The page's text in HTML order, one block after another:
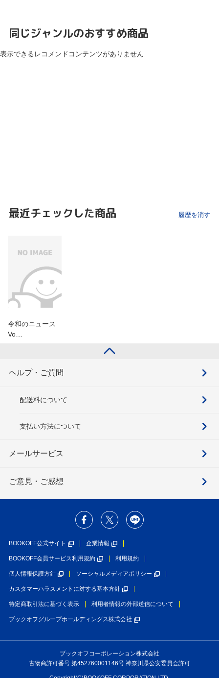
同じジャンルのおすすめ商品
表示できるレコメンドコンテンツがありません
最近チェックした商品 履歴を消す
令和のニュース
Vo…
ヘルプ・ご質問
配送料について
支払い方法について
メールサービス
ご意見・ご感想
BOOKOFF公式サイト 企業情報
BOOKOFF会員サービス利用規約 利用規約
個人情報保護方針 ソーシャルメディアポリシー
カスタマーハラスメントに対する基本方針
特定商取引法に基づく表示 利用者情報の外部送信について
ブックオフグループホールディングス株式会社
ブックオフコーポレーション株式会社
古物商許可番号 第452760001146号 神奈川県公安委員会許可